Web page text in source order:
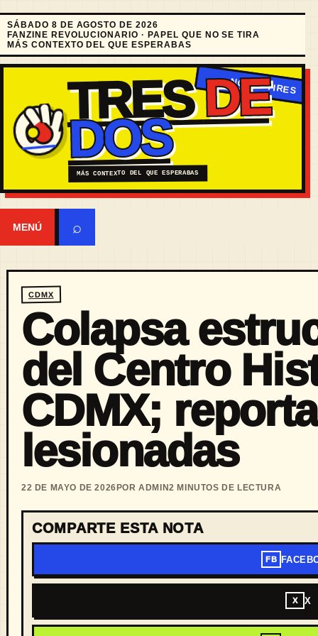
SÁBADO 8 DE AGOSTO DE 2026
FANZINE REVOLUCIONARIO · PAPEL QUE NO SE TIRA
MÁS CONTEXTO DEL QUE ESPERABAS
TRESDE
DOS
MÁS CONTEXTO DEL QUE ESPERABAS
MENÚ ⌕
CDMX
Colapsa
del Centro
CDMX;
lesionadas
22 DE MAYO DE 2026 POR ADMIN2 MINUTOS DE LECTURA
COMPARTE ESTA NOTA
FB
X X